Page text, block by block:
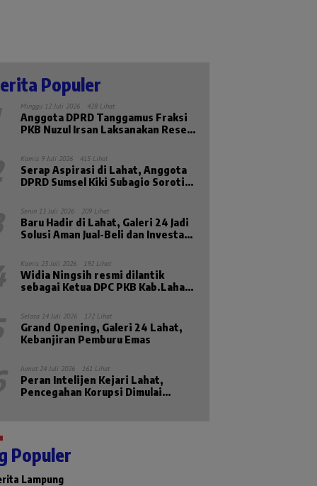
Populer
Minggu 12 Juli 2026 428 Lihat
Anggota DPRD Tanggamus Fraksi
PKB Nuzul Irsan Laksanakan Reses
Kamis 9 Juli 2026 415 Lihat
Serap Aspirasi di Lahat, Anggota
DPRD Sumsel Kiki Subagio Soroti
Senin 13 Juli 2026 209 Lihat
Baru Hadir di Lahat, Galeri 24 Jadi
Solusi Aman Jual-Beli dan Investasi
Kamis 23 Juli 2026 192 Lihat
Widia Ningsih resmi dilantik
sebagai Ketua DPC PKB Kab.Lahat
Selasa 14 Juli 2026 172 Lihat
Grand Opening, Galeri 24 Lahat,
Kebanjiran Pemburu Emas
Jumat 24 Juli 2026 161 Lihat
Peran Intelijen Kejari Lahat,
Pencegahan Korupsi Dimulai
Populer
Lampung